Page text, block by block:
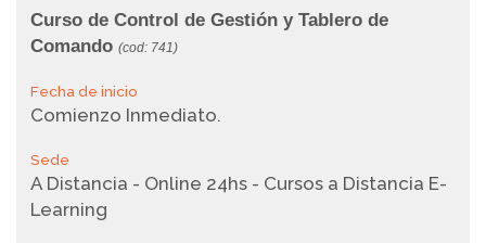
Curso de Control de Gestión y Tablero de
Comando (cod: 741)
Fecha de inicio
Comienzo Inmediato.
Sede
A Distancia - Online 24hs - Cursos a Distancia E-
Learning